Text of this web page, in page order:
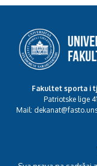
Fakultet sporta i
Patriotske lige
Mail: